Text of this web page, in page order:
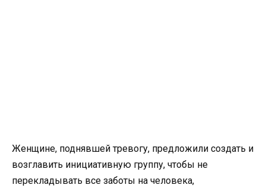
Женщине, поднявшей тревогу, предложили создать и
возглавить инициативную группу, чтобы не
перекладывать все заботы на человека,